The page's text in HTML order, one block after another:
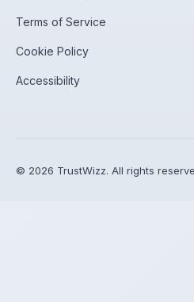
Terms of Service
Cookie Policy
Accessibility
© 2026 TrustWizz. All rights